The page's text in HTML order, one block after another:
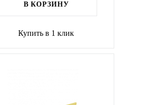
В КОРЗИНУ
Купить в 1 клик